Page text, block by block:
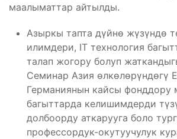
маалыматтар айтылды.
Азыркы тапта дүйнө жүзүндө
илимдери, IT технология
талап жогору болуп
Семинар Азия өлкөлөрүндөгү
Германиянын кайсы фонддору
багыттарда келишимдерди
долбоорду аткарууга боло
профессордук-окутуучулук